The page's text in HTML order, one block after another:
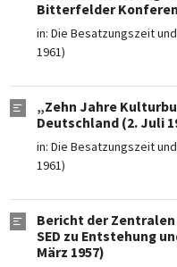
Bitterfelder
in: Die Besatzungszeit
1961)
„Zehn Jahre
Deutschland (2. Juli
in: Die Besatzungszeit
1961)
Bericht der
SED zu Entstehung
März 1957)